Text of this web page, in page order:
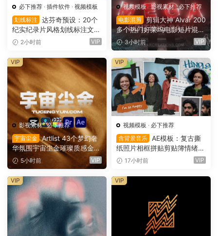
必下推荐 · 插件软件 · 视频模板
划线标注
达芬奇预设：20个
纪实纪录片风格划线标注文字
高亮突出标注划重点显示动画
2小时前 VIP
视频模板·影视素材·必下推荐
电影混剪 剪辑大神 Alvar 200
多个热门好莱坞电影短片混剪
AE预设+音效+教程 AlvarCre
ations – MEGA Editing Pack
（16166）
3小时前 VIP
影视素材·必下推荐
宇宙尘金 Artlist 43个梦幻奢
华氛围宇宙尘金璀璨质感金色
粒子流动慢动作8K视频素材
背景素材（16165）
5小时前 VIP
VIP
视频模板 · 必下推荐
含背景音乐
AE模板：复古撕
纸照片相框拼贴剪贴簿情绪板
旅游日记手账电影VLOG短片
17小时前 VIP
VIP
VIP VIP